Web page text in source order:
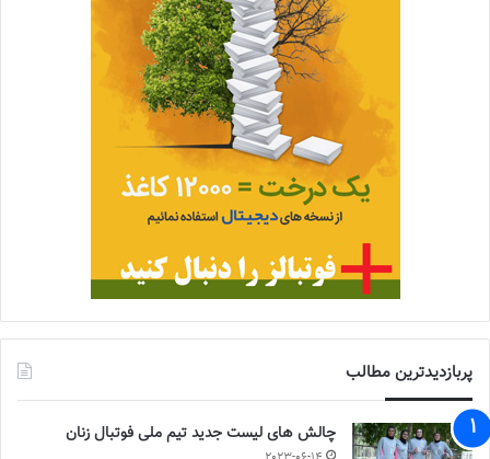
پربازدیدترین مطالب
چالش هاى ليست جدید تيم ملى فوتبال زنان